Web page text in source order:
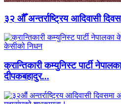
३२ औँ अन्तर्राष्ट्रिय आदिवासी
क्रान्तिकारी कम्युनिस्ट पार्टी
दीपकबहादुर...